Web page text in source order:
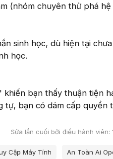
(nhóm chuyên thử phá
sinh học, dù hiện tại
học.
bạn thấy thuận tiện
tự, bạn có dám cấp quyền
Sửa lần cuối bởi điều hành viên:
Cập Máy Tính An Toàn Ai